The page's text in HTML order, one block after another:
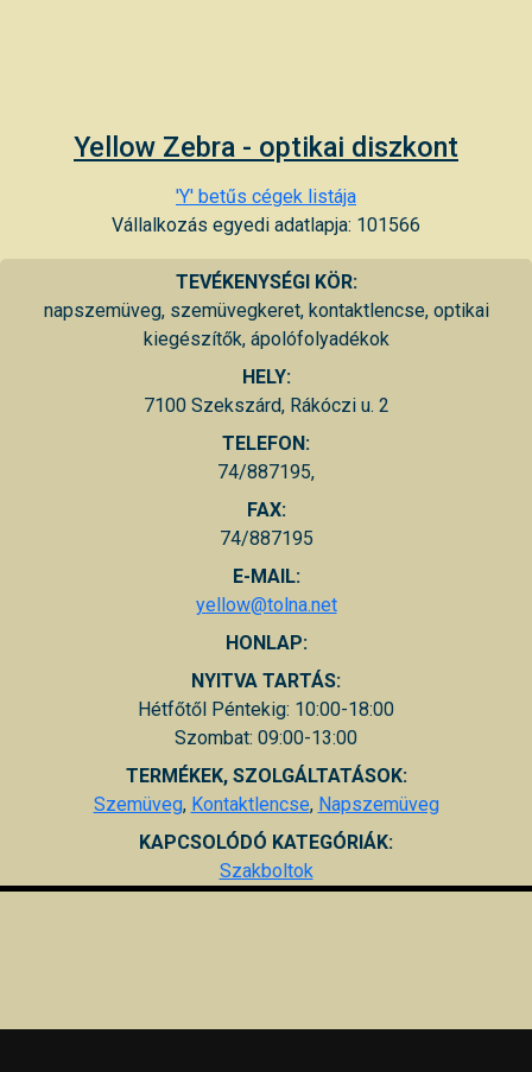
Yellow Zebra - optikai diszkont
'Y' betűs cégek listája
Vállalkozás egyedi adatlapja: 101566
TEVÉKENYSÉGI KÖR:
napszemüveg, szemüvegkeret, kontaktlencse, optikai
kiegészítők, ápolófolyadékok
HELY:
7100 Szekszárd, Rákóczi u. 2
TELEFON:
74/887195,
FAX:
74/887195
E-MAIL:
yellow@tolna.net
HONLAP:
NYITVA TARTÁS:
Hétfőtől Péntekig: 10:00-18:00
Szombat: 09:00-13:00
TERMÉKEK, SZOLGÁLTATÁSOK:
Szemüveg, Kontaktlencse, Napszemüveg
KAPCSOLÓDÓ KATEGÓRIÁK:
Szakboltok